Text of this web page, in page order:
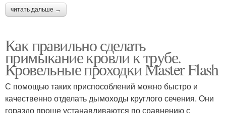
читать дальше →
Как правильно сделать
примыкание кровли к трубе.
Кровельные проходки Master Flash
С помощью таких приспособлений можно быстро и
качественно отделать дымоходы круглого сечения. Они
гораздо проще устанавливаются по сравнению с